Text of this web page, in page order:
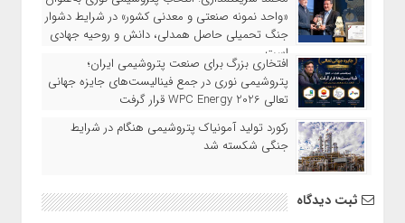
«واحد نمونه صنعتی و معدنی کشور» در شرایط دشوار
جنگ تحمیلی حاصل همدلی، دانش و روحیه جهادی
است
افتخاری بزرگ برای صنعت پتروشیمی ایران؛
پتروشیمی نوری در جمع فینالیست‌های جایزه جهانی
تعالی WPC Energy 2026 قرار گرفت
رکورد تولید آمونیاک پتروشیمی هنگام در شرایط
جنگی شکسته شد
ثبت دیدگاه